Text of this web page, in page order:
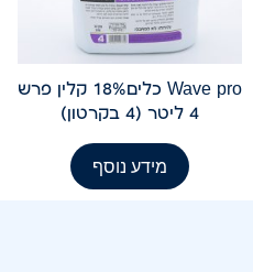
Wave pro כלים18% קלין פרש
4 ליטר (4 בקרטון)
מידע נוסף